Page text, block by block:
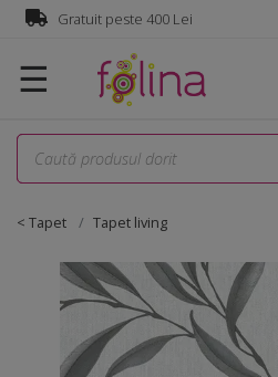
Gratuit peste 400 Lei
☰
< Tapet Tapet living